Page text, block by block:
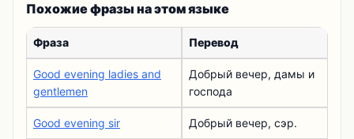
Похожие фразы на этом языке
Фраза Перевод
Good evening ladies and
gentlemen
Добрый вечер, дамы и
господа
Good evening sir Добрый вечер, сэр.